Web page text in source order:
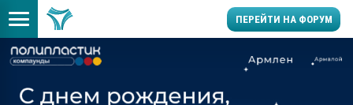
ПЕРЕЙТИ НА ФОРУМ